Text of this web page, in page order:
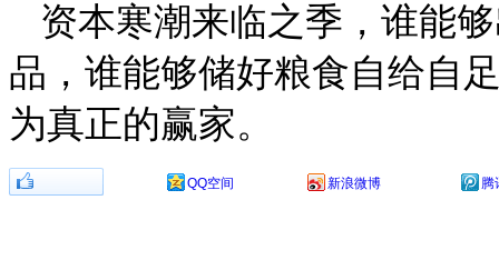
资本寒潮来临之季，谁能
品，谁能够储好粮食自给自
为真正的赢家。
QQ空间 新浪微博 腾